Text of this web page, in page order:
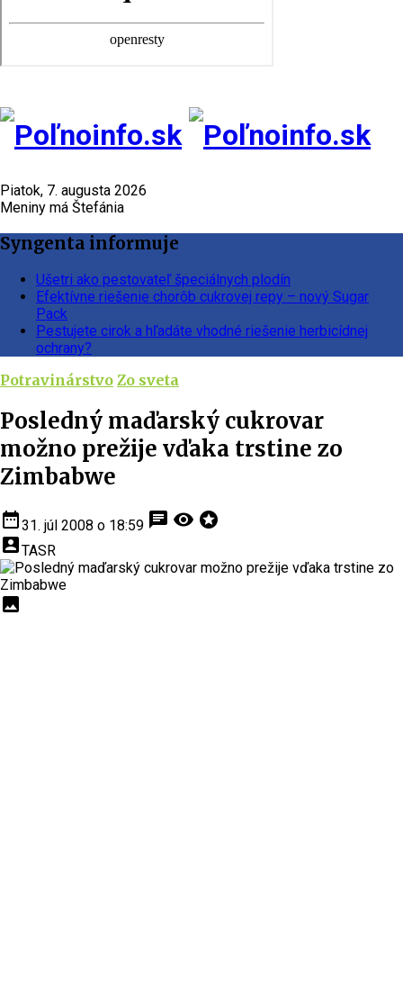
Piatok, 7. augusta 2026
Meniny má Štefánia
Syngenta informuje
Ušetri ako pestovateľ špeciálnych plodín
Efektívne riešenie chorôb cukrovej repy – nový Sugar
Pack
Pestujete cirok a hľadáte vhodné riešenie herbicídnej
ochrany?
Potravinárstvo Zo sveta
Posledný maďarský cukrovar
možno prežije vďaka trstine zo
Zimbabwe
date_range31. júl 2008 o 18:59 chat visibility stars
account_boxTASR
insert_photo